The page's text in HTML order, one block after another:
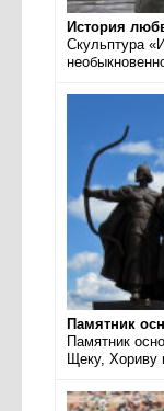
История
Скульптура
Памятник
Памятник
Щеку, Хориву